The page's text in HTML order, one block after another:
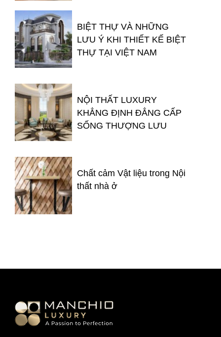
BIỆT THỰ VÀ NHỮNG
LƯU Ý KHI THIẾT KẾ BIỆT
THỰ TẠI VIỆT NAM
NỘI THẤT LUXURY
KHẲNG ĐỊNH ĐẲNG CẤP
SỐNG THƯỢNG LƯU
Chất cảm Vật liệu trong Nội
thất nhà ở